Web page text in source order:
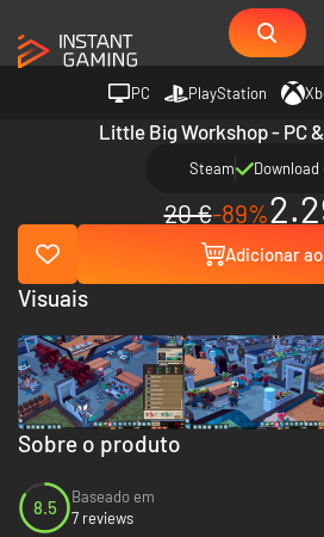
PC PlayStation
Little Big Workshop - PC
Steam
20 €-89%
Adicionar
Sobre o produto
8.5
Baseado em
7 reviews
Visuais